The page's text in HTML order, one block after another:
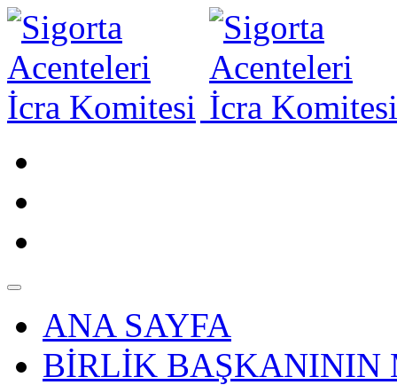
ANA SAYFA
BİRLİK BAŞKANININ